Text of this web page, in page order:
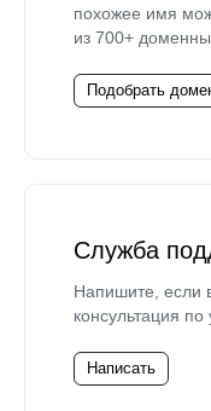
похожее имя
из 700+
Подобрать
Служба
Напишите, если
консультация по
Написать